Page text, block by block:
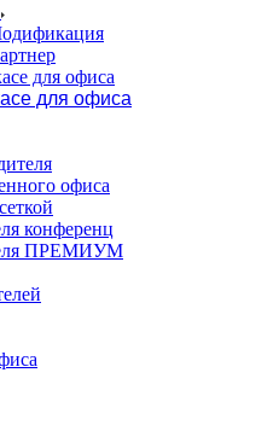
для офиса
офиса
конференц
ПРЕМИУМ